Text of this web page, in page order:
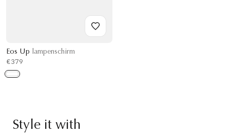
Eos Up
lampenschirm
€379
Style it with